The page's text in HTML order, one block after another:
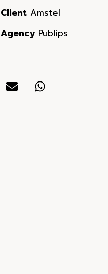
Client Amstel
Agency Publips